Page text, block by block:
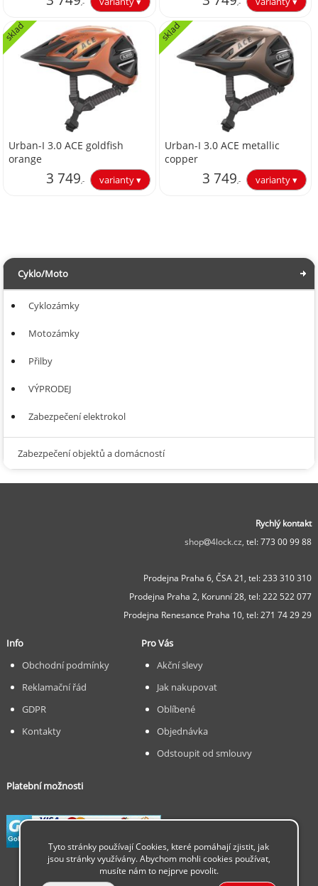
,-
3 098,35
,-
3 098,35
Urban-I 3.0 ACE goldfish
orange
sklad
3 749,-
Urban-I 3.0 ACE metallic
copper
sklad
3 749,-
Cyklo/Moto
Cyklozámky
Motozámky
Přilby
VÝPRODEJ
Zabezpečení elektrokol
Zabezpečení objektů a domácností
Rychlý kontakt
shop
4lock.cz, tel: 773 00 99 88
Prodejna Praha 6, ČSA 21, tel: 233 310 310
Prodejna Praha 2, Korunní 28, tel: 222 522 077
Prodejna Renesance Praha 10, tel: 271 74 29 29
Info
Obchodní podmínky
Reklamační řád
GDPR
Kontakty
Pro Vás
Akční slevy
Jak nakupovat
Oblíbené
Objednávka
Odstoupit od smlouvy
Platební možnosti
Tyto stránky používají Cookies, které pomáhají zjistit, jak
jsou stránky využívány. Abychom mohli cookies používat,
musíte nám to nejprve povolit.